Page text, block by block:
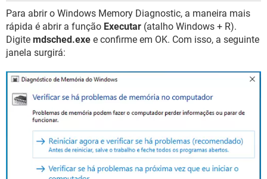
Para abrir o Windows Memory Diagnostic, a maneira mais
rápida é abrir a função Executar (atalho Windows + R).
Digite mdsched.exe e confirme em OK. Com isso, a seguinte
janela surgirá: